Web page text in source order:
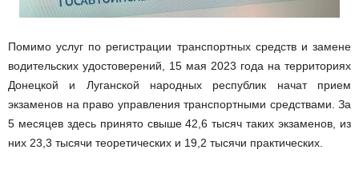
Помимо услуг по регистрации транспортных средств и замене
водительских удостоверений, 15 мая 2023 года на территориях
Донецкой и Луганской народных республик начат прием
экзаменов на право управления транспортными средствами. За
5 месяцев здесь принято свыше 42,6 тысяч таких экзаменов, из
них 23,3 тысячи теоретических и 19,2 тысячи практических.